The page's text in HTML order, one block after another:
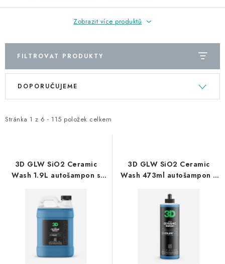
Zobrazit více produktů
FILTROVAT PRODUKTY
V
i
o
Stránka 1 z 6 - 115 položek celkem
Ř
e
DOPORUČUJEME
3D GLW SiO2 Ceramic
Wash 1.9L autošampon s
3D GLW SiO2 Ceramic
Wash 473ml autošampon s